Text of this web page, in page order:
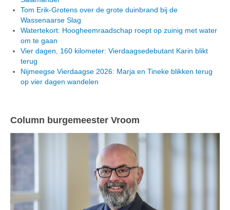
Tom Erik-Grotens over de grote duinbrand bij de
Wassenaarse Slag
Watertekort: Hoogheemraadschap roept op zuinig met water
om te gaan
Vier dagen, 160 kilometer: Vierdaagsedebutant Karin blikt
terug
Nijmeegse Vierdaagse 2026: Marja en Tineke blikken terug
op vier dagen wandelen
Column burgemeester Vroom